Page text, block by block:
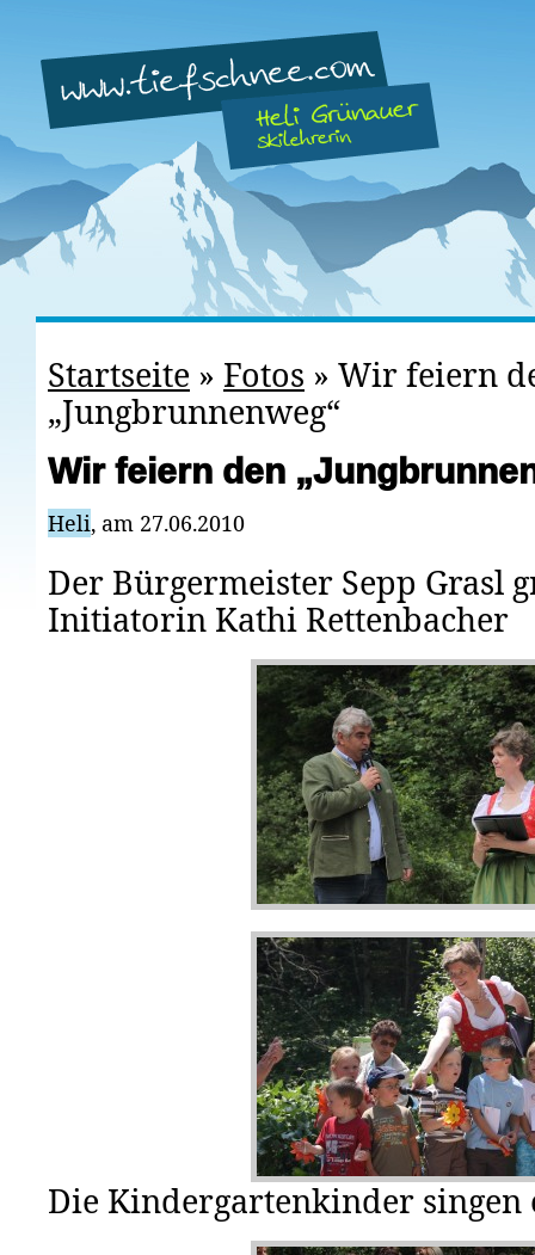
Startseite » Fotos » Wir feiern
„Jungbrunnenweg“
Wir feiern den
Heli, am 27.06.2010
Der Bürgermeister Sepp Grasl
Initiatorin Kathi Rettenbacher
Die Kindergartenkinder